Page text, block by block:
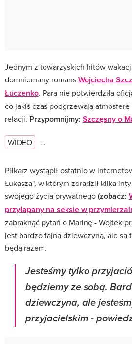
Jednym z towarzyskich hitów
domniemany romansWojciecha
Łuczenko. Para nie potwierdziła
co jakiś czas podgrzewają
relacji. Przypomnijmy: Szczęsny o
WIDEO …
Piłkarz wystąpił ostatnio w
Łukasza", w którym zdradził kilka
swojego życia prywatnego(zobacz:
przyłapany na seksie w
zabraknąć pytań o Marinę - Wojtek
jest bardzo fajną dziewczyną, ale są
będą razem.
Jesteśmy tylko
będziemy ze sobą.
dziewczyna, ale
przyjacielskim -